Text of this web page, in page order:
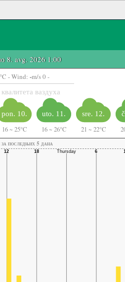
8. avg. 2026 1:00
°C - Wind: -m/s 0 -
ваздуха
pon. 10.
16 ~ 25°C
uto. 11.
16 ~ 26°C
sre. 12.
21 ~ 22°C
последњих 5 дана